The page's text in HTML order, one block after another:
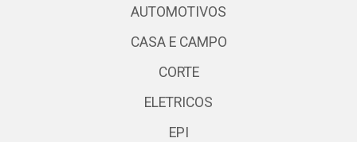
AUTOMOTIVOS
CASA E CAMPO
CORTE
ELETRICOS
EPI